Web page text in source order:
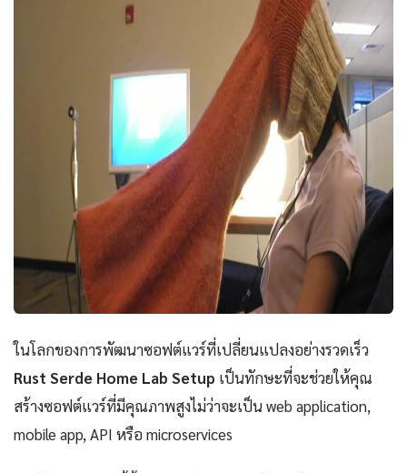
ในโลกของการพัฒนาซอฟต์แวร์ที่เปลี่ยนแปลงอย่างรวดเร็ว
Rust Serde Home Lab Setup เป็นทักษะที่จะช่วยให้คุณ
สร้างซอฟต์แวร์ที่มีคุณภาพสูงไม่ว่าจะเป็น web application,
mobile app, API หรือ microservices